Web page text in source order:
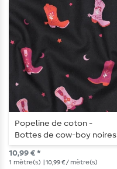
Popeline de coton -
Bottes de cow-boy noires
10,99 € *
1 mètre(s) | 10,99 € / mètre(s)